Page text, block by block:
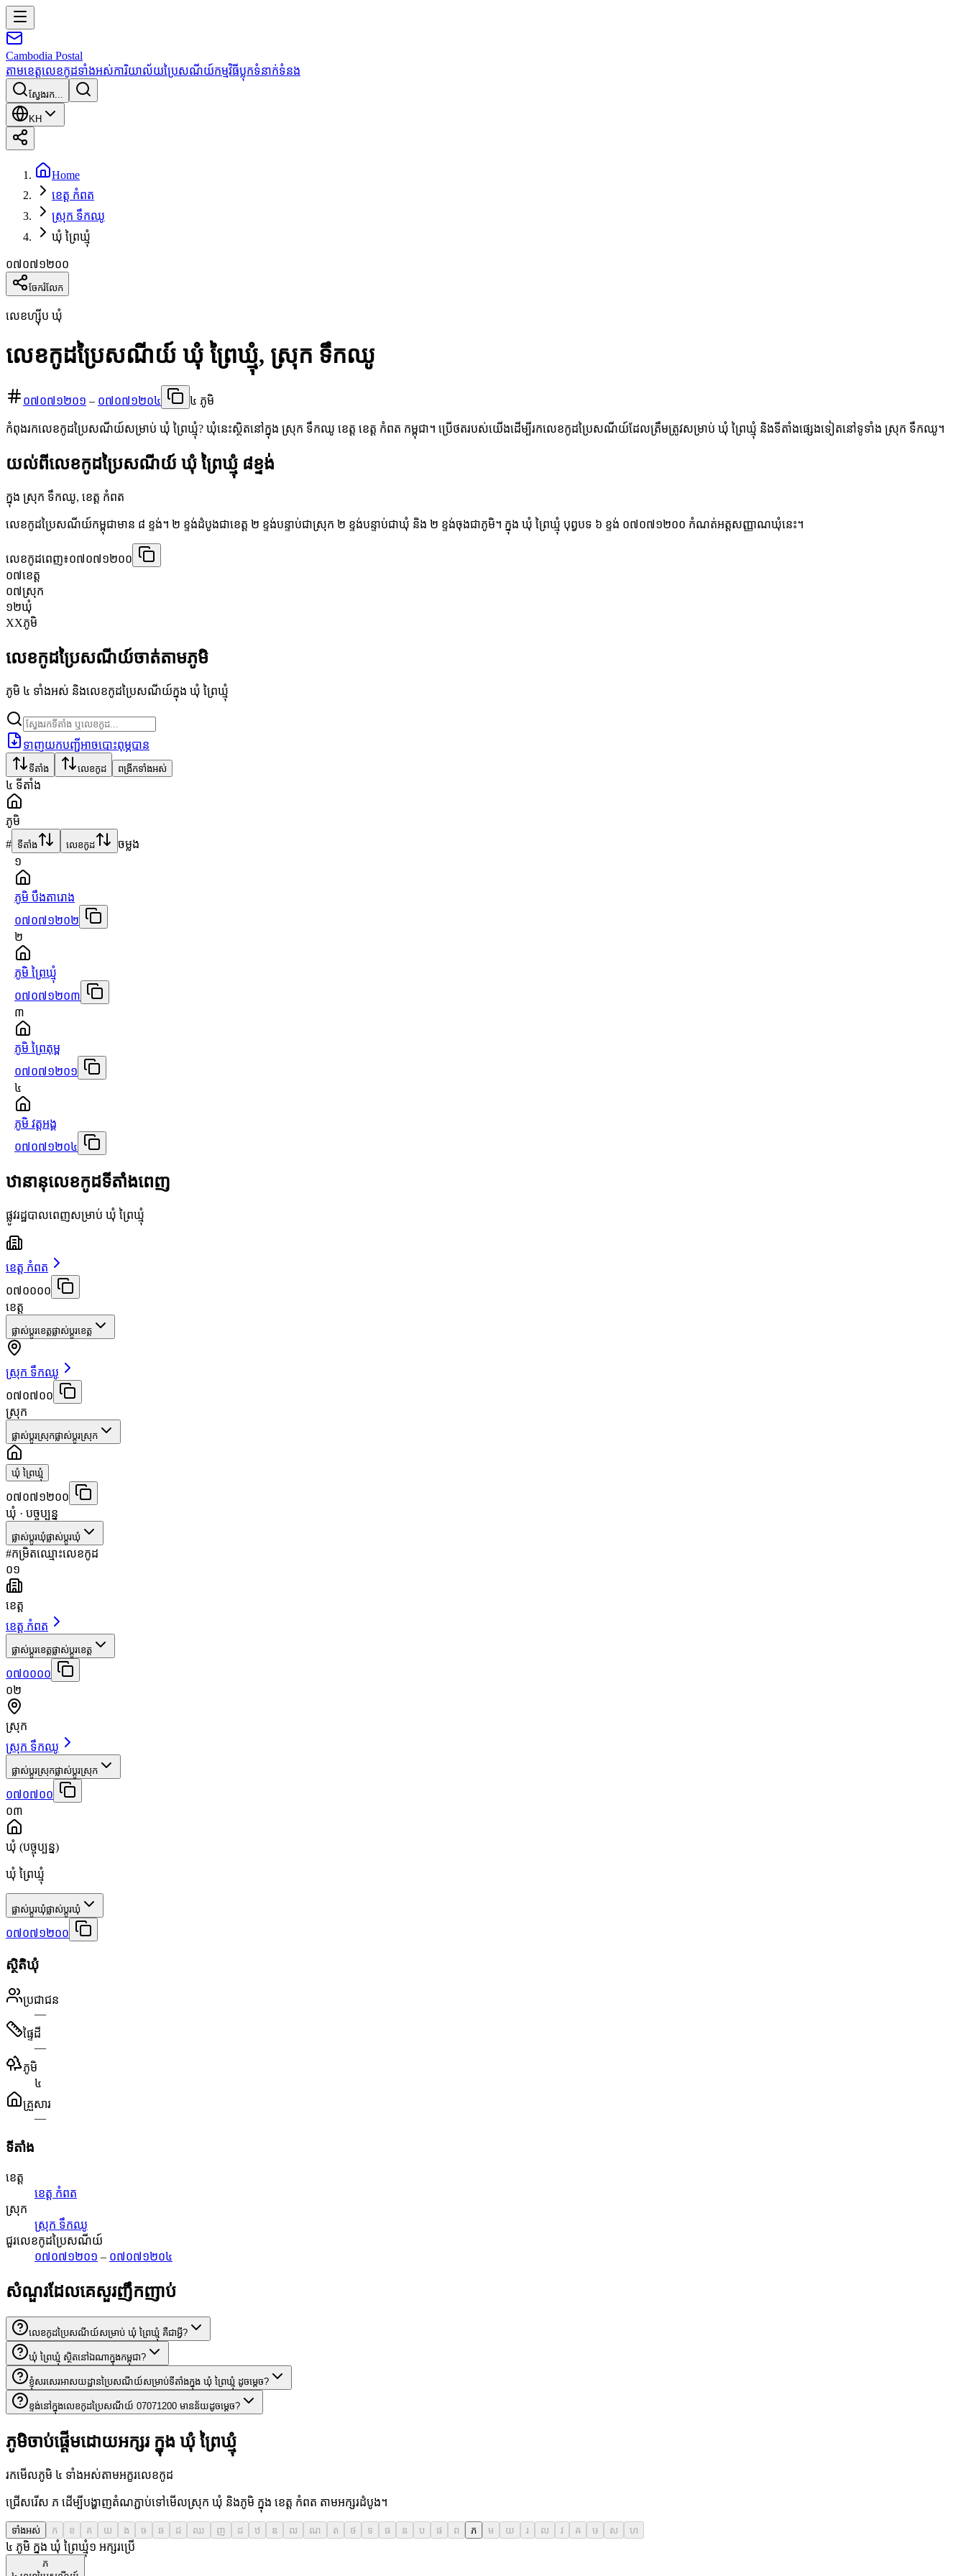
Cambodia Postal
តាមខេត្តលេខកូដទាំងអស់ការិយាល័យប្រៃសណីយ៍កម្មវិធីប្លុកទំនាក់ទំនង
ស្វែងរក...
KH
Home
ខេត្ត កំពត
ស្រុក ទឹកឈូ
ឃុំ ព្រៃឃ្មុំ
០៧០៧១២០០
ចែករំលែក
លេខហ្ស៊ីប ឃុំ
លេខកូដប្រៃសណីយ៍ ឃុំ ព្រៃឃ្មុំ, ស្រុក ទឹកឈូ
០៧០៧១២០១ – ០៧០៧១២០៤ ៤ ភូមិ
កំពុងរកលេខកូដប្រៃសណីយ៍សម្រាប់ ឃុំ ព្រៃឃ្មុំ? ឃុំនេះស្ថិតនៅក្នុង ស្រុក ទឹកឈូ ខេត្ត ខេត្ត កំពត កម្ពុជា។ ប្រើថតរបស់យើងដើម្បីរកលេខកូដប្រៃសណីយ៍ដែលត្រឹមត្រូវសម្រាប់ ឃុំ ព្រៃឃ្មុំ និងទីតាំងផ្សេងទៀតនៅទូទាំង ស្រុក ទឹកឈូ។
យល់ពីលេខកូដប្រៃសណីយ៍ ឃុំ ព្រៃឃ្មុំ ៨ខ្ទង់
ក្នុង ស្រុក ទឹកឈូ, ខេត្ត កំពត
លេខកូដប្រៃសណីយ៍កម្ពុជាមាន ៨ ខ្ទង់។ ២ ខ្ទង់ដំបូងជាខេត្ត ២ ខ្ទង់បន្ទាប់ជាស្រុក ២ ខ្ទង់បន្ទាប់ជាឃុំ និង ២ ខ្ទង់ចុងជាភូមិ។ ក្នុង ឃុំ ព្រៃឃ្មុំ បុព្វបទ ៦ ខ្ទង់ ០៧០៧១២០០ កំណត់អត្តសញ្ញាណឃុំនេះ។
លេខកូដពេញ៖០៧០៧១២០០
០៧ខេត្ត
០៧ស្រុក
១២ឃុំ
XXភូមិ
លេខកូដប្រៃសណីយ៍ចាត់តាមភូមិ
ភូមិ ៤ ទាំងអស់ និងលេខកូដប្រៃសណីយ៍ក្នុង ឃុំ ព្រៃឃ្មុំ
ទាញយកបញ្ជីអាចបោះពុម្ភបាន
ទីតាំង លេខកូដ ពង្រីកទាំងអស់
៤ ទីតាំង
ភូមិ
# ទីតាំង លេខកូដ
ចម្លង
១
ភូមិ បឹងតារោង
០៧០៧១២០២
២
ភូមិ ព្រៃឃ្មុំ
០៧០៧១២០៣
៣
ភូមិ ព្រៃតុម្ព
០៧០៧១២០១
៤
ភូមិ វត្ដអង្គ
០៧០៧១២០៤
ឋានានុលេខកូដទីតាំងពេញ
ផ្លូវរដ្ឋបាលពេញសម្រាប់ ឃុំ ព្រៃឃ្មុំ
ខេត្ត កំពត
០៧០០០០
ខេត្ត
ផ្លាស់ប្តូរខេត្តផ្លាស់ប្តូរខេត្ត
ស្រុក ទឹកឈូ
០៧០៧០០
ស្រុក
ផ្លាស់ប្តូរស្រុកផ្លាស់ប្តូរស្រុក
ឃុំ ព្រៃឃ្មុំ
០៧០៧១២០០
ឃុំ · បច្ចុប្បន្ន
ផ្លាស់ប្តូរឃុំផ្លាស់ប្តូរឃុំ
#កម្រិតឈ្មោះលេខកូដ
០១
ខេត្ត
ខេត្ត កំពត
ផ្លាស់ប្តូរខេត្តផ្លាស់ប្តូរខេត្ត
០៧០០០០
០២
ស្រុក
ស្រុក ទឹកឈូ
ផ្លាស់ប្តូរស្រុកផ្លាស់ប្តូរស្រុក
០៧០៧០០
០៣
ឃុំ (បច្ចុប្បន្ន)
ឃុំ ព្រៃឃ្មុំ
ផ្លាស់ប្តូរឃុំផ្លាស់ប្តូរឃុំ
០៧០៧១២០០
ស្ថិតិឃុំ
ប្រជាជន
—
ផ្ទៃដី
—
ភូមិ
៤
គ្រួសារ
—
ទីតាំង
ខេត្ត
ខេត្ត កំពត
ស្រុក
ស្រុក ទឹកឈូ
ជួរលេខកូដប្រៃសណីយ៍
០៧០៧១២០១ – ០៧០៧១២០៤
សំណួរដែលគេសួរញឹកញាប់
លេខកូដប្រៃសណីយ៍សម្រាប់ ឃុំ ព្រៃឃ្មុំ គឺជាអ្វី?
ឃុំ ព្រៃឃ្មុំ ស្ថិតនៅឯណាក្នុងកម្ពុជា?
ខ្ញុំសរសេរអាសយដ្ឋានប្រៃសណីយ៍សម្រាប់ទីតាំងក្នុង ឃុំ ព្រៃឃ្មុំ ដូចម្តេច?
ខ្ទង់នៅក្នុងលេខកូដប្រៃសណីយ៍ 07071200 មានន័យដូចម្តេច?
ភូមិចាប់ផ្តើមដោយអក្សរ ក្នុង ឃុំ ព្រៃឃ្មុំ
រកមើលភូមិ ៤ ទាំងអស់តាមអក្ខរលេខកូដ
ជ្រើសរើស ភ ដើម្បីបង្ហាញតំណភ្ជាប់ទៅមើលស្រុក ឃុំ និងភូមិ ក្នុង ខេត្ត កំពត តាមអក្សរដំបូង។
ទាំងអស់ ក ខ គ ឃ ង ច ឆ ជ ឈ ញ ដ ឋ ឌ ឍ ណ ត ថ ទ ធ ន ប ផ ព ភ ម យ រ ល វ ឝ ឞ ស ហ
៤ ភូមិ ក្នុង ឃុំ ព្រៃឃ្មុំ១ អក្សរប្រើ
ភ